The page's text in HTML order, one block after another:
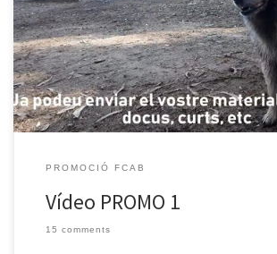
PROMOCIÓ FCAB
Vídeo PROMO 1
15 comments